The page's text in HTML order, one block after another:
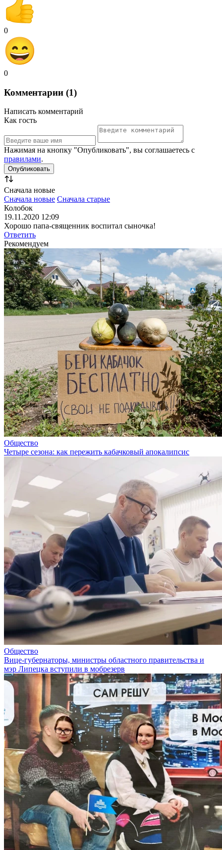
0
0
Комментарии (1)
Написать комментарий
Как гость
Нажимая на кнопку "Опубликовать", вы соглашаетесь с
правилами.
Сначала новые
Сначала новые Сначала старые
Колобок
19.11.2020 12:09
Хорошо папа-священник воспитал сыночка!
Ответить
Рекомендуем
Общество
Четыре сезона: как пережить кабачковый апокалипсис
Общество
Вице-губернаторы, министры областного правительства и
мэр Липецка вступили в мобрезерв